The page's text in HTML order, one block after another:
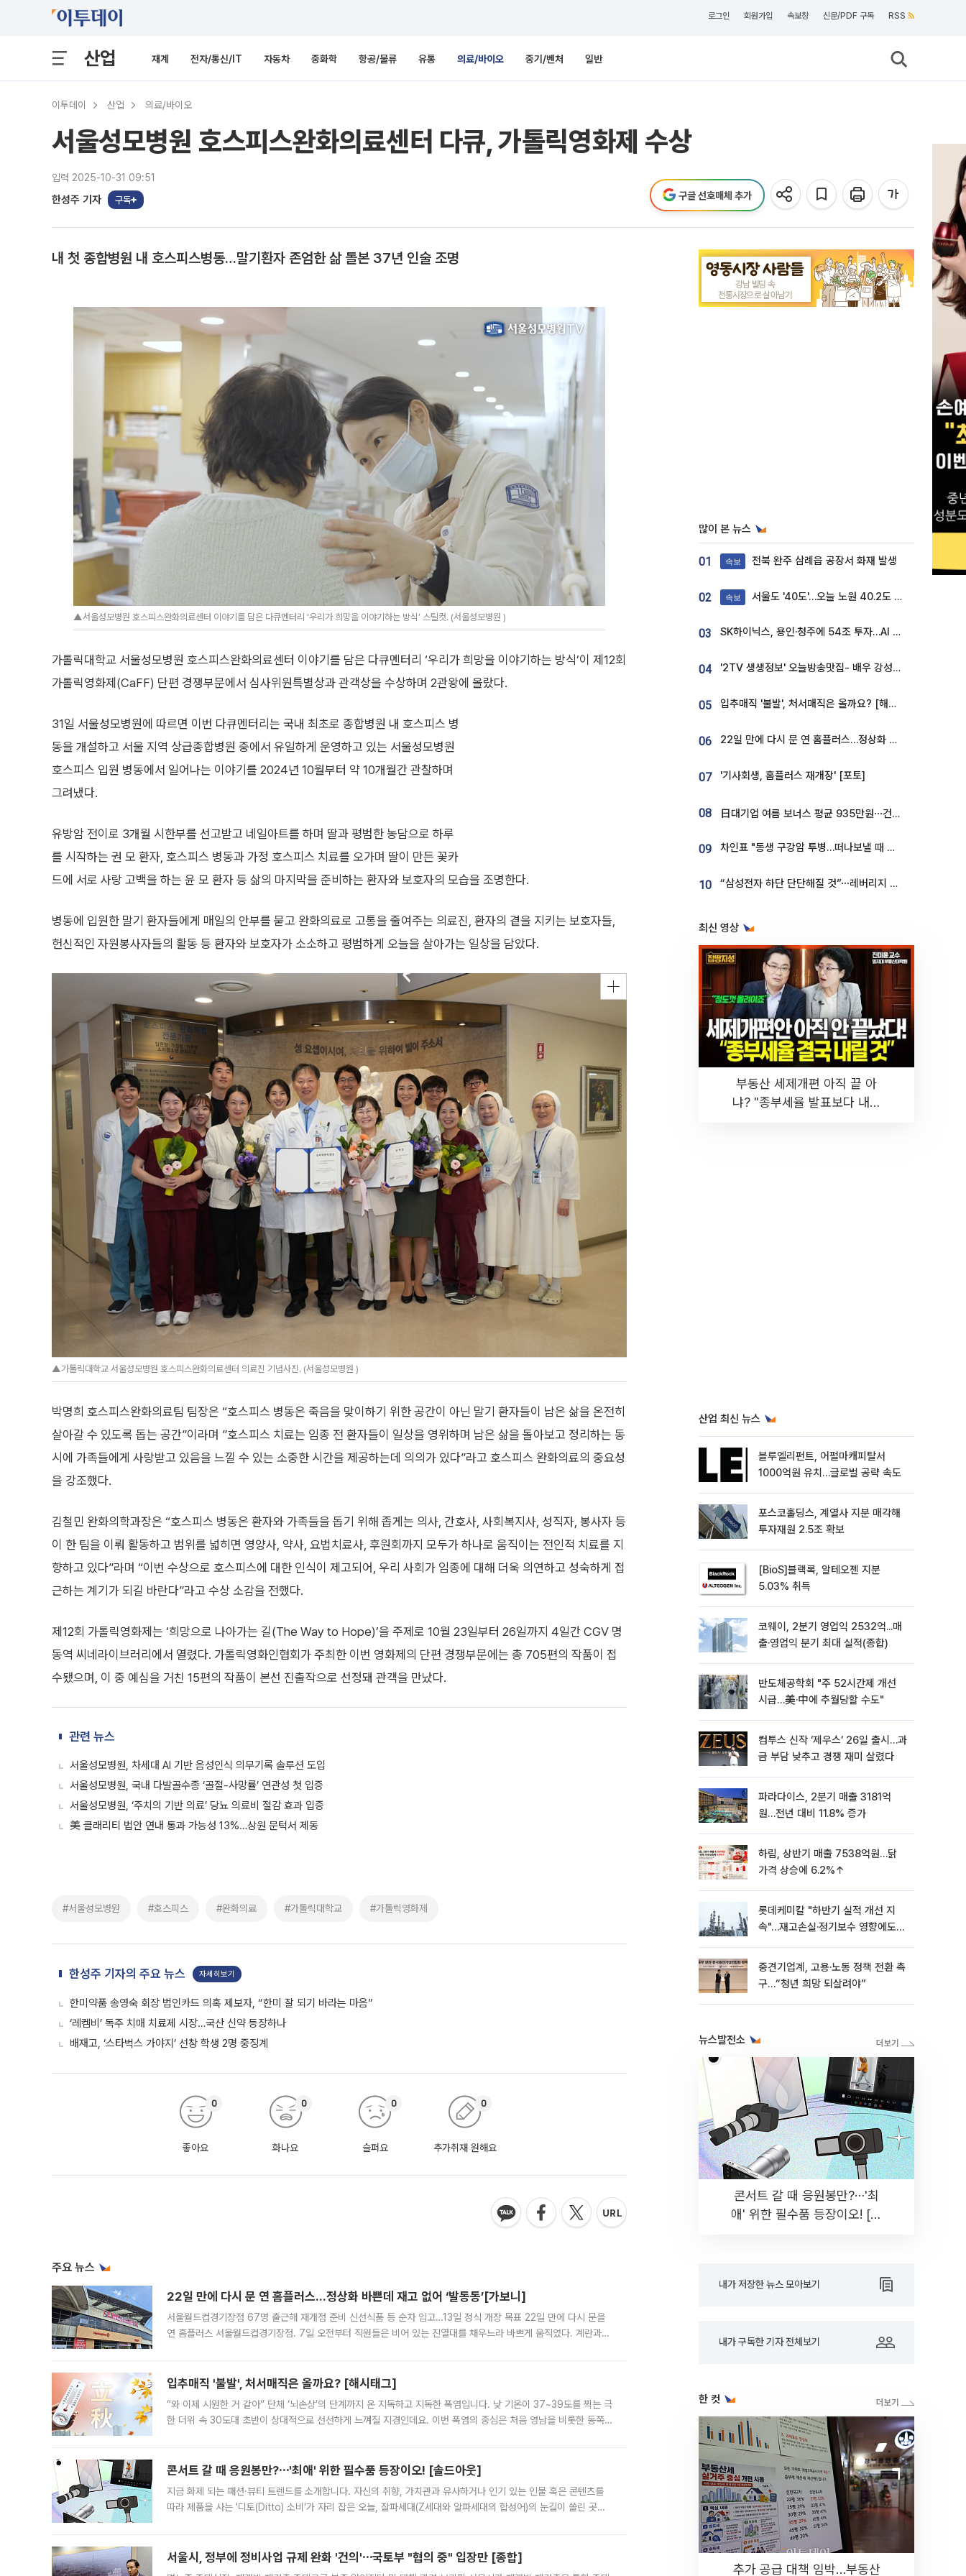
로그인 회원가입 속보창 신문/PDF 구독 RSS
산업 재계 전자/통신/IT 자동차 중화학 항공/물류 유통 의료/바이오 중기/벤처 일반
이투데이 산업 의료/바이오
서울성모병원 호스피스완화의료센터 다큐, 가톨릭영화제 수상
입력 2025-10-31 09:51
한성주 기자 구독 구글 선호매체 추가
내 첫 종합병원 내 호스피스병동…말기환자 존엄한 삶 돌본 37년 인술 조명
▲서울성모병원 호스피스완화의료센터 이야기를 담은 다큐멘터리 ‘우리가 희망을 이야기하는 방식’ 스틸컷. (서울성모병원 )
가톨릭대학교 서울성모병원 호스피스완화의료센터 이야기를 담은 다큐멘터리 ‘우리가 희망을 이야기하는 방식’이 제12회
가톨릭영화제(CaFF) 단편 경쟁부문에서 심사위원특별상과 관객상을 수상하며 2관왕에 올랐다.
31일 서울성모병원에 따르면 이번 다큐멘터리는 국내 최초로 종합병원 내 호스피스 병
동을 개설하고 서울 지역 상급종합병원 중에서 유일하게 운영하고 있는 서울성모병원
호스피스 입원 병동에서 일어나는 이야기를 2024년 10월부터 약 10개월간 관찰하며
그려냈다.
유방암 전이로 3개월 시한부를 선고받고 네일아트를 하며 딸과 평범한 농담으로 하루
를 시작하는 권 모 환자, 호스피스 병동과 가정 호스피스 치료를 오가며 딸이 만든 꽃카
드에 서로 사랑 고백을 하는 윤 모 환자 등 삶의 마지막을 준비하는 환자와 보호자의 모습을 조명한다.
병동에 입원한 말기 환자들에게 매일의 안부를 묻고 완화의료로 고통을 줄여주는 의료진, 환자의 곁을 지키는 보호자들,
헌신적인 자원봉사자들의 활동 등 환자와 보호자가 소소하고 평범하게 오늘을 살아가는 일상을 담았다.
▲가톨릭대학교 서울성모병원 호스피스완화의료센터 의료진 기념사진. (서울성모병원 )
박명희 호스피스완화의료팀 팀장은 “호스피스 병동은 죽음을 맞이하기 위한 공간이 아닌 말기 환자들이 남은 삶을 온전히
살아갈 수 있도록 돕는 공간”이라며 ”호스피스 치료는 임종 전 환자들이 일상을 영위하며 남은 삶을 돌아보고 정리하는 동
시에 가족들에게 사랑받고 있음을 느낄 수 있는 소중한 시간을 제공하는데 의의가 있다”라고 호스피스 완화의료의 중요성
을 강조했다.
김철민 완화의학과장은 “호스피스 병동은 환자와 가족들을 돕기 위해 좁게는 의사, 간호사, 사회복지사, 성직자, 봉사자 등
이 한 팀을 이뤄 활동하고 범위를 넓히면 영양사, 약사, 요법치료사, 후원회까지 모두가 하나로 움직이는 전인적 치료를 지
향하고 있다”라며 “이번 수상으로 호스피스에 대한 인식이 제고되어, 우리 사회가 임종에 대해 더욱 의연하고 성숙하게 접
근하는 계기가 되길 바란다”라고 수상 소감을 전했다.
제12회 가톨릭영화제는 ‘희망으로 나아가는 길(The Way to Hope)’을 주제로 10월 23일부터 26일까지 4일간 CGV 명
동역 씨네라이브러리에서 열렸다. 가톨릭영화인협회가 주최한 이번 영화제의 단편 경쟁부문에는 총 705편의 작품이 접
수됐으며, 이 중 예심을 거친 15편의 작품이 본선 진출작으로 선정돼 관객을 만났다.
관련 뉴스
서울성모병원, 차세대 AI 기반 음성인식 의무기록 솔루션 도입
서울성모병원, 국내 다발골수종 ‘골절-사망률’ 연관성 첫 입증
서울성모병원, ‘주치의 기반 의료’ 당뇨 의료비 절감 효과 입증
美 클래리티 법안 연내 통과 가능성 13%…상원 문턱서 제동
#서울성모병원 #호스피스 #완화의료 #가톨릭대학교 #가톨릭영화제
한성주 기자의 주요 뉴스 자세히보기
한미약품 송영숙 회장 법인카드 의혹 제보자, “한미 잘 되기 바라는 마음”
‘레켐비’ 독주 치매 치료제 시장…국산 신약 등장하나
배재고, ‘스타벅스 가야지’ 선창 학생 2명 중징계
좋아요
0
화나요
0
슬퍼요
0
추가취재 원해요
0
주요 뉴스
22일 만에 다시 문 연 홈플러스…정상화 바쁜데 재고 없어 ‘발동동’[가보니]
서울월드컵경기장점 67명 출근해 재개점 준비 신선식품 등 순차 입고…13일 정식 개장 목표 22일 만에 다시 문을
연 홈플러스 서울월드컵경기장점. 7일 오전부터 직원들은 비어 있는 진열대를 채우느라 바쁘게 움직였다. 계란과
입추매직 '불발', 처서매직은 올까요? [해시태그]
“와 이제 시원한 거 같아” 단체 ‘뇌손상’의 단계까지 온 지독하고 지독한 폭염입니다. 낮 기온이 37~39도를 찍는 극
한 더위 속 30도대 초반이 상대적으로 선선하게 느껴질 지경인데요. 이번 폭염의 중심은 처음 영남을 비롯한 동쪽
콘서트 갈 때 응원봉만?⋯'최애' 위한 필수품 등장이오! [솔드아웃]
지금 화제 되는 패션·뷰티 트렌드를 소개합니다. 자신의 취향, 가치관과 유사하거나 인기 있는 인물 혹은 콘텐츠를
따라 제품을 사는 '디토(Ditto) 소비'가 자리 잡은 오늘, 잘파세대(Z세대와 알파세대의 합성어)의 눈길이 쏠린 곳은
서울시, 정부에 정비사업 규제 완화 '건의'⋯국토부 "협의 중" 입장만 [종합]
많이 본 뉴스
01 속보 전북 완주 삼례읍 공장서 화재 발생
02 속보 서울도 '40도'…오늘 노원 40.2도 기록
03 SK하이닉스, 용인·청주에 54조 투자…AI 메모리 생산기지 키운다
04 '2TV 생생정보' 오늘방송맛집- 배우 강성진 단골! 쌀국수ㆍ푸팟퐁 커리 맛집 '블○○○'
05 입추매직 '불발', 처서매직은 올까요? [해시태그]
06 22일 만에 다시 문 연 홈플러스…정상화 바쁜데 재고 없어 ‘발동동’[가보니]
07 '기사회생, 홈플러스 재개장' [포토]
08 日대기업 여름 보너스 평균 935만원⋯건설회사 1800만 넘어
09 차인표 "동생 구강암 투병…떠나보낼 때 가장 힘들었다”
10 “삼성전자 하단 단단해질 것”⋯레버리지 규제에 쏠림 완화 [찐코노미]
최신 영상
부동산 세제개편 아직 끝 아
냐? "종부세율 발표보다 내릴
산업 최신 뉴스
블루엘리펀트, 어펄마캐피탈서
1000억원 유치…글로벌 공략 속도
포스코홀딩스, 계열사 지분 매각해
투자재원 2.5조 확보
[BioS]블랙록, 알테오젠 지분
5.03% 취득
코웨이, 2분기 영업익 2532억...매
출·영업익 분기 최대 실적(종합)
반도체공학회 "주 52시간제 개선
시급…美·中에 추월당할 수도"
컴투스 신작 ‘제우스’ 26일 출시…과
금 부담 낮추고 경쟁 재미 살렸다
파라다이스, 2분기 매출 3181억
원…전년 대비 11.8% 증가
하림, 상반기 매출 7538억원…닭
가격 상승에 6.2%↑
롯데케미칼 "하반기 실적 개선 지
속"…재고손실·정기보수 영향에도
중견기업계, 고용·노동 정책 전환 촉
구…“청년 희망 되살려야”
뉴스발전소
콘서트 갈 때 응원봉만?⋯'최
애' 위한 필수품 등장이오! [솔
내가 저장한 뉴스 모아보기
내가 구독한 기자 전체보기
한 컷
추가 공급 대책 임박…부동산